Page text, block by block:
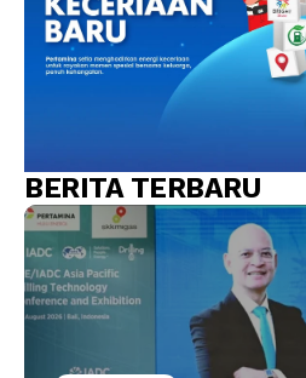
BERITA TERBARU